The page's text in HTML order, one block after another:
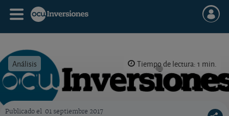
Análisis Tiempo de lectura: 1 min.
Publicado el 01 septiembre 2017